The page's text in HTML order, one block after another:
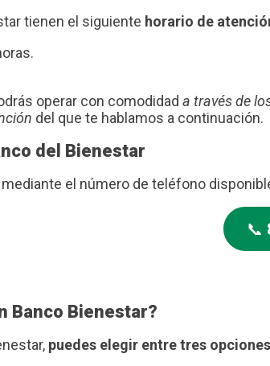
tienen el siguiente horario de
operar con comodidad a través de
del que te hablamos a continuación.
del Bienestar
el número de teléfono
📞
Banco Bienestar?
puedes elegir entre tres